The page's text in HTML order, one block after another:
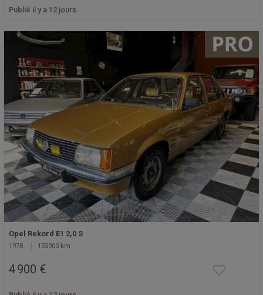
Publié il y a 12 jours
Opel Rekord E1 2,0 S
1978 155900 km
4 900 €